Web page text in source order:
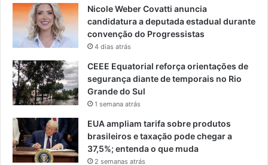
Nicole Weber Covatti anuncia
candidatura a deputada estadual durante
convenção do Progressistas
4 dias atrás
CEEE Equatorial reforça orientações de
segurança diante de temporais no Rio
Grande do Sul
1 semana atrás
EUA ampliam tarifa sobre produtos
brasileiros e taxação pode chegar a
37,5%; entenda o que muda
2 semanas atrás